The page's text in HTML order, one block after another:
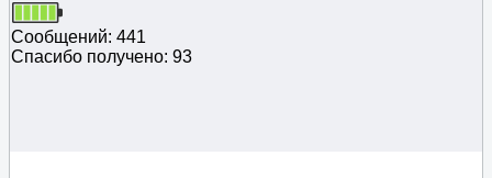
Сообщений: 441
Спасибо получено: 93